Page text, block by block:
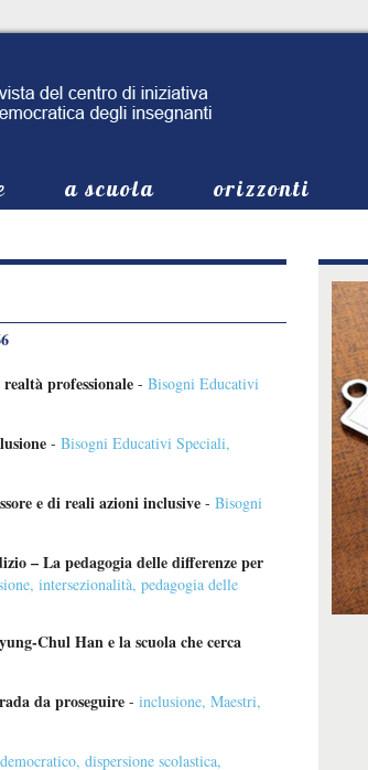
a scuola orizzonti
professionale - Bisogni Educativi
- Bisogni Educativi Speciali,
e di reali azioni inclusive - Bisogni
– La pedagogia delle differenze per
, intersezionalità, pedagogia delle
Chul Han e la scuola che cerca
da proseguire - inclusione, Maestri,
, dispersione scolastica,